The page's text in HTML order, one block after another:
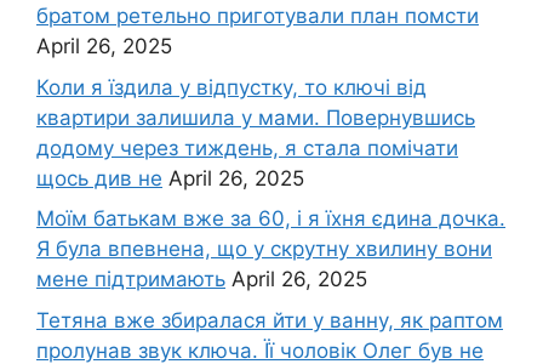
братом ретельно приготували план помсти
April 26, 2025
Коли я їздила у відпустку, то ключі від
квартири залишила у мами. Повернувшись
додому через тиждень, я стала помічати
щось див не April 26, 2025
Моїм батькам вже за 60, і я їхня єдина дочка.
Я була впевнена, що у скрутну хвилину вони
мене підтримають April 26, 2025
Тетяна вже збиралася йти у ванну, як раптом
пролунав звук ключа. Її чоловік Олег був не